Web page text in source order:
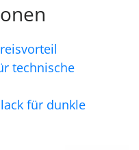
technische
für dunkle